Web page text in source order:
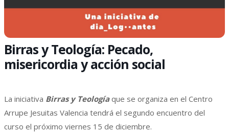
Birras y Teología: Pecado,
misericordia y acción social
La iniciativa Birras y Teologíaque se organiza en el Centro
Arrupe Jesuitas Valencia tendrá el segundo encuentro del
curso el próximo viernes 15 de diciembre.